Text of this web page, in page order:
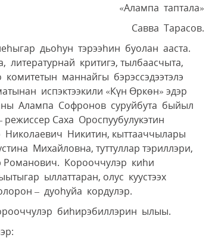
«Алампа таптала»
Савва Тарасов.
дьоhун тэрээhин буолан ааста.
литературнай критигэ, тылбаасчыта,
маннайгы бэрэссэдээтэлэ
испэктээкили «Күн Өркөн» эдэр
Алампа Софронов суруйбута быйыл
Саха Ороспуубулукэтин
Никитин, кыттааччылары
Михайловна, туттуллар тэриллэри,
Романович. Корооччулэр киhи
ыллаттаран, олус куустээх
– дуоhуйа кордулэр.
биhирэбиллэрин ылыы.